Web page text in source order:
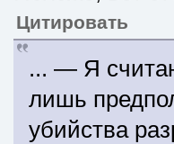
Цитировать
... — Я
лишь
убийства